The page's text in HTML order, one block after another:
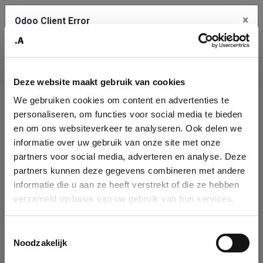
Deze website maakt gebruik van cookies
We gebruiken cookies om content en advertenties te
personaliseren, om functies voor social media te bieden
en om ons websiteverkeer te analyseren. Ook delen we
informatie over uw gebruik van onze site met onze
partners voor social media, adverteren en analyse. Deze
partners kunnen deze gegevens combineren met andere
informatie die u aan ze heeft verstrekt of die ze hebben
verzameld op basis van uw gebruik van hun services.
Noodzakelijk
Company
Identification
Please fill in your company details
You can search a company in our database by name, VAT or
enterprise ID. When a company is selected it will auto-complete the
form. If you don't find your company in our database, you can create
Odoo Client Error ×
service.
See details
Ok